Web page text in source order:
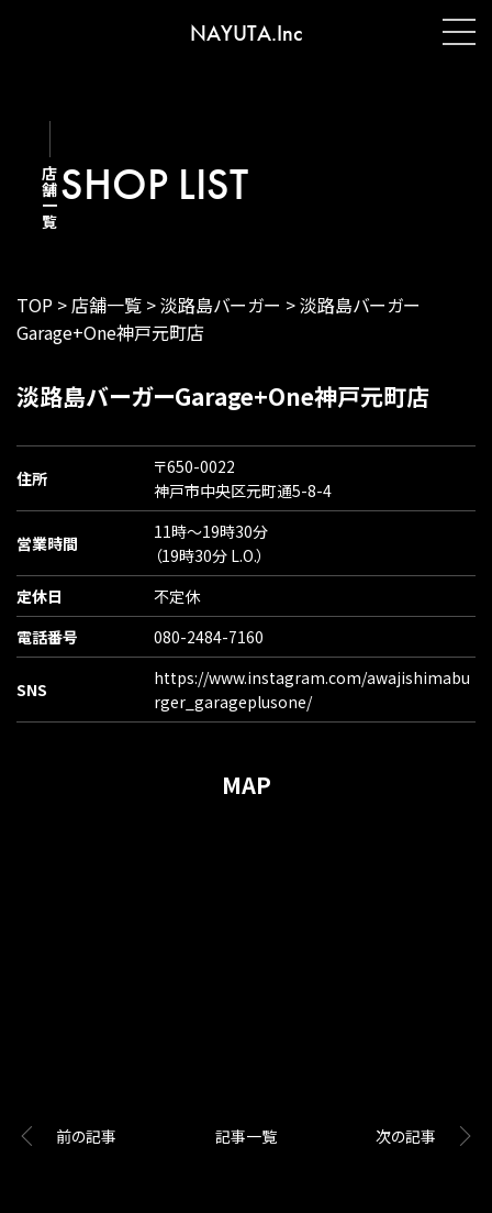
NAYUTA.Inc
店舗一覧SHOP LIST
TOP >店舗一覧 >淡路島バーガー >淡路島バーガー
Garage+One神戸元町店
淡路島バーガーGarage+One神戸元町店
住所
〒650-0022
神戸市中央区元町通5-8-4
営業時間
11時〜19時30分
（19時30分 L.O.）
定休日
不定休
電話番号
080-2484-7160
SNS
https://www.instagram.com/awajishimabu
rger_garageplusone/
MAP
前の記事 記事一覧 次の記事